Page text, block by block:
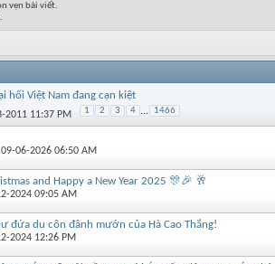
vẹn bài viết.
hối Việt Nam đang cạn kiệt
2011 11:37 PM 1 2 3 4 ... 1466
09-06-2026 06:50 AM
and Happy a New Year 2025 🎊🎉 🥂
2024 09:05 AM
đứa du côn đânh mướn của Hà Cao Thắng!
2024 12:26 PM